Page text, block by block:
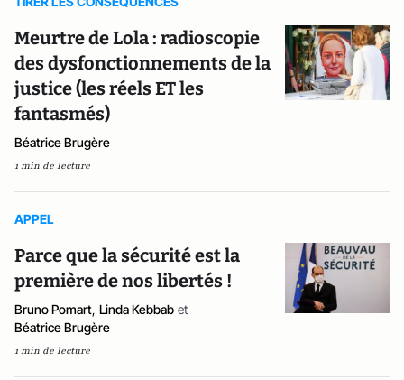
Meurtre de Lola : radioscopie
des dysfonctionnements de la
justice (les réels ET les
fantasmés)
Béatrice Brugère
1 min de lecture
APPEL
Parce que la sécurité est la
première de nos libertés !
Bruno Pomart, Linda Kebbab et
Béatrice Brugère
1 min de lecture